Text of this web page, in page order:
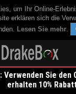
um Ihr Online-
erklären sich die
Lesen Sie mehr.
Verwenden Sie den
erhalten 10%